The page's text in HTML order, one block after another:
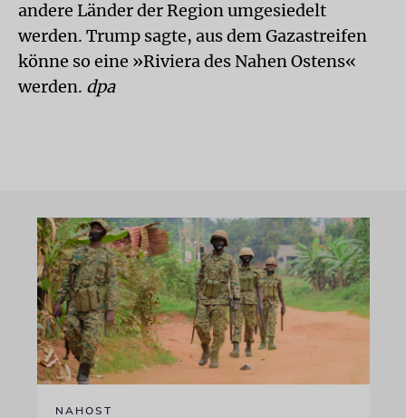
andere Länder der Region umgesiedelt
werden. Trump sagte, aus dem Gazastreifen
könne so eine »Riviera des Nahen Ostens«
werden. dpa
NAHOST